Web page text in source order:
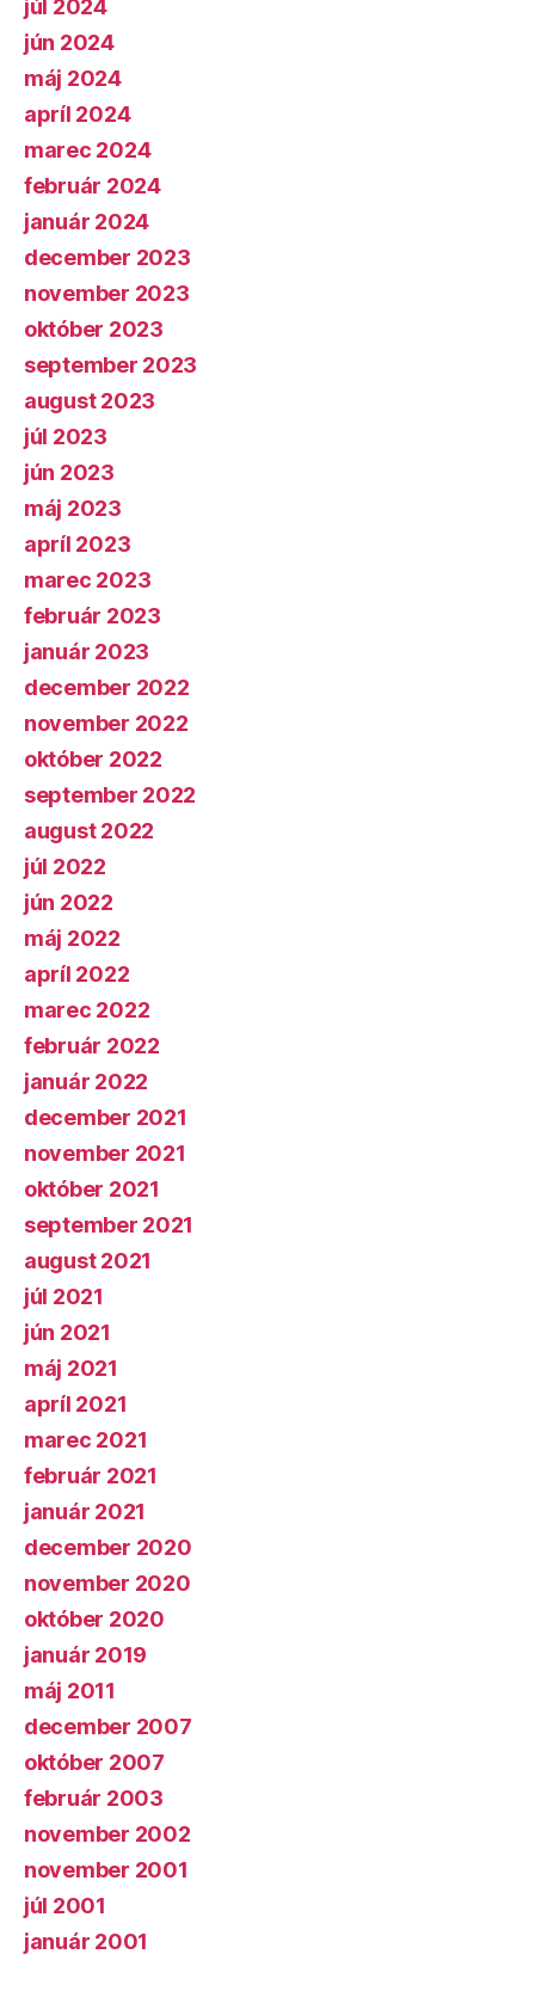
júl 2024
jún 2024
máj 2024
apríl 2024
marec 2024
február 2024
január 2024
december 2023
november 2023
október 2023
september 2023
august 2023
júl 2023
jún 2023
máj 2023
apríl 2023
marec 2023
február 2023
január 2023
december 2022
november 2022
október 2022
september 2022
august 2022
júl 2022
jún 2022
máj 2022
apríl 2022
marec 2022
február 2022
január 2022
december 2021
november 2021
október 2021
september 2021
august 2021
júl 2021
jún 2021
máj 2021
apríl 2021
marec 2021
február 2021
január 2021
december 2020
november 2020
október 2020
január 2019
máj 2011
december 2007
október 2007
február 2003
november 2002
november 2001
júl 2001
január 2001